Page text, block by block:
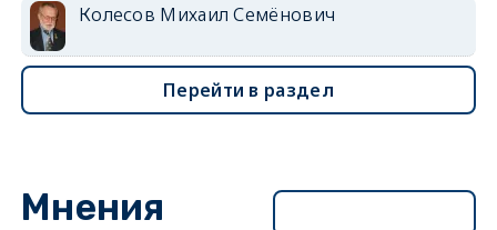
Колесов Михаил Семёнович
Перейти в раздел
Мнения